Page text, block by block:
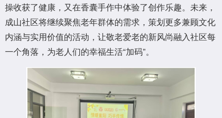
操收获了健康，又在香囊手作中体验了创作乐趣。未来，
成山社区将继续聚焦老年群体的需求，策划更多兼顾文化
内涵与实用价值的活动，让敬老爱老的新风尚融入社区每
一个角落，为老人们的幸福生活“加码”。